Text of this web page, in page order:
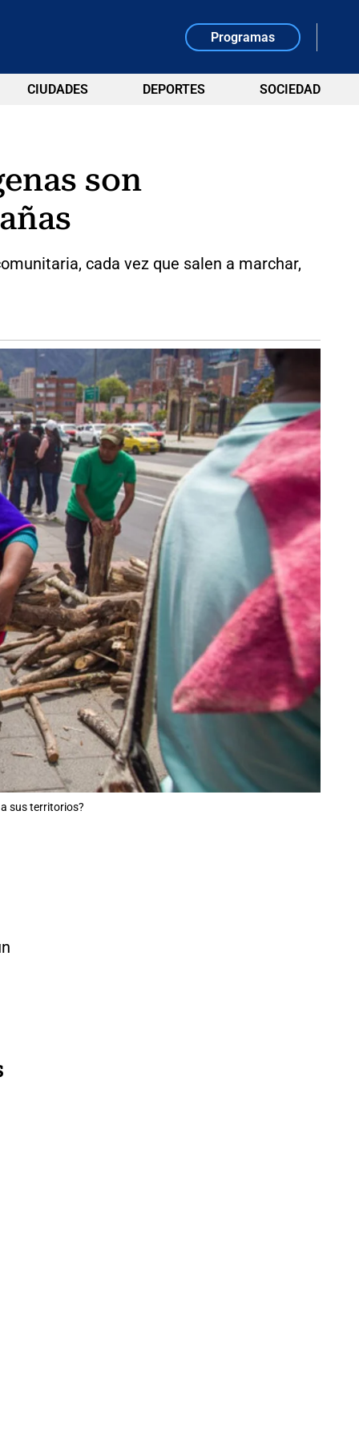
Programas
CIUDADES DEPORTES SOCIEDAD
son
cada vez que salen a marchar,
sus territorios?